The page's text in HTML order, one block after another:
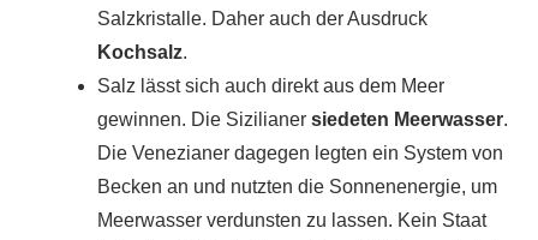
Salzkristalle. Daher auch der Ausdruck
Kochsalz.
Salz lässt sich auch direkt aus dem Meer
gewinnen. Die Sizilianer siedeten Meerwasser.
Die Venezianer dagegen legten ein System von
Becken an und nutzten die Sonnenenergie, um
Meerwasser verdunsten zu lassen. Kein Staat